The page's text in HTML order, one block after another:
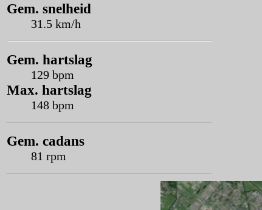
Gem. snelheid
31.5 km/h
Gem. hartslag
129 bpm
Max. hartslag
148 bpm
Gem. cadans
81 rpm